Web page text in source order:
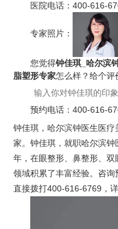
医院电话：400-616-
专家照片：
您觉得钟佳琪_哈尔滨
脂塑形专家怎么样？给个评
预约电话：400-616-
钟佳琪，哈尔滨钟医生医
家。钟佳琪，就职哈尔滨
年，在眼整形、鼻整形、
领域积累了丰富经验。咨
直接拨打400-616-6769，详